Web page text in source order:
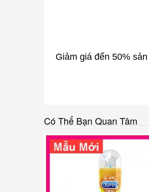
Giảm giá đến 50%
Có Thể Bạn Quan Tâm